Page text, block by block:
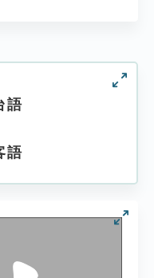
語
語